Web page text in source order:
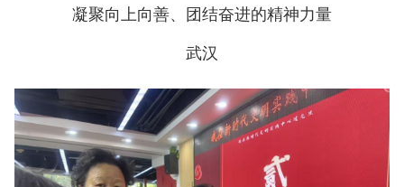
凝聚向上向善、团结奋进的精神力量
武汉